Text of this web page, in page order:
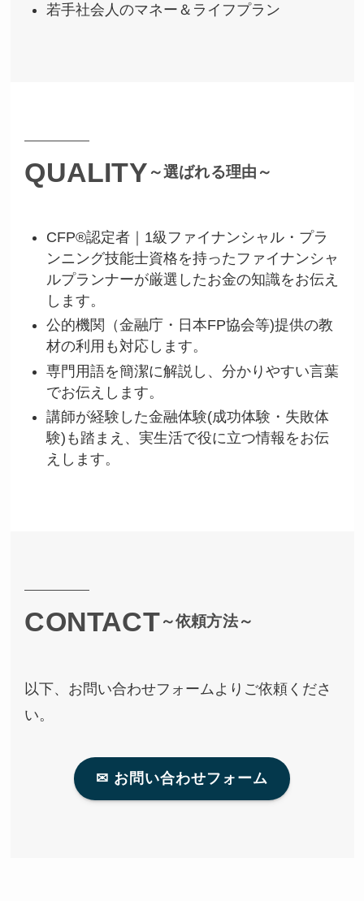
若手社会人のマネー＆ライフプラン
QUALITY ～選ばれる理由～
CFP®認定者｜1級ファイナンシャル・プラ
ンニング技能士資格を持ったファイナンシャ
ルプランナーが厳選したお金の知識をお伝え
します。
公的機関（金融庁・日本FP協会等)提供の教
材の利用も対応します。
専門用語を簡潔に解説し、分かりやすい言葉
でお伝えします。
講師が経験した金融体験(成功体験・失敗体
験)も踏まえ、実生活で役に立つ情報をお伝
えします。
CONTACT～依頼方法～
以下、お問い合わせフォームよりご依頼くださ
い。
✉ お問い合わせフォーム